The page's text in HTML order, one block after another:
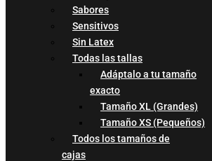
Sabores
Sensitivos
Sin Latex
Todas las tallas
Adáptalo a tu tamaño
exacto
Tamaño XL (Grandes)
Tamaño XS (Pequeños)
Todos los tamaños de
cajas